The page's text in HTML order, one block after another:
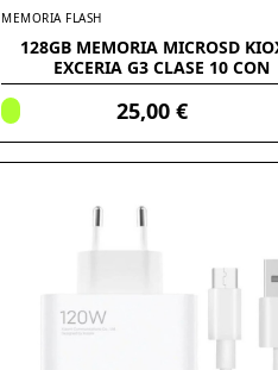
MEMORIA FLASH
128GB MEMORIA MICROSD
EXCERIA G3 CLASE 10 CON
ADAPTADOR
25,00 €